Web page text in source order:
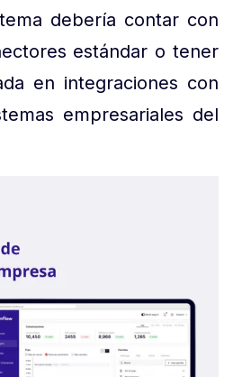
debería contar con
estándar o tener
en integraciones con
empresariales del